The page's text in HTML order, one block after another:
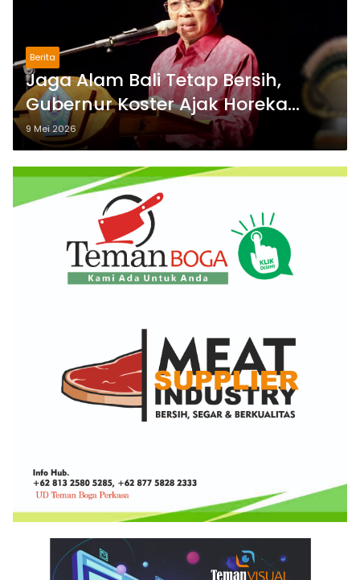
Berita
Jaga Alam Bali Tetap Bersih,
Gubernur Koster Ajak Horeka
Kelola Sampah Berbasis Sumber
9 Mei 2026